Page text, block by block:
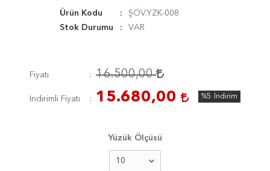
Ürün Kodu
ŞÖV.YZK-008
Stok Durumu
VAR
Fiyatı 16.500,00
İndirimli Fiyatı 15.680,00 %5 İndirim
Yüzük Ölçüsü